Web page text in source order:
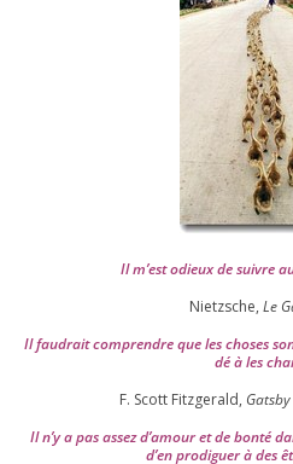
Il m’est odieux de suivre
Nietzsche, Le
Il fau­drait com­prendre que les choses
dé à les
F. Scott Fitzgerald,
Il n’y a pas assez d’a­mour et de bon­té
d’en pro­di­guer à des